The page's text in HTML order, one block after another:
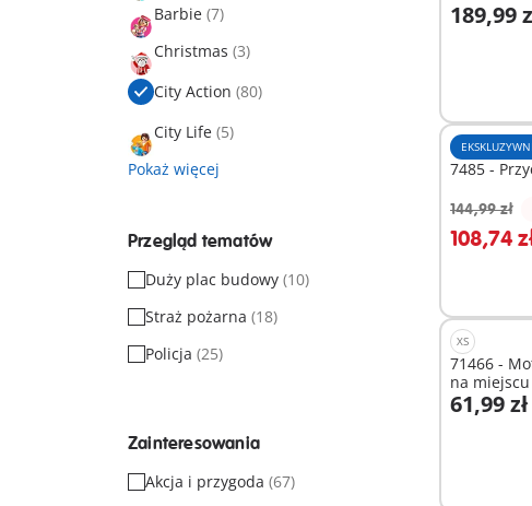
Barbie (7)
Christmas (3)
City Action (80)
City Life (5)
Pokaż więcej
Przegląd tematów
Duży plac budowy (10)
Straż pożarna (18)
Policja (25)
Zainteresowania
Akcja i przygoda (67)
189,99
Dodaj
7485 -
144,99 zł
108,74
Dodaj
XS
71466 -
na
61,99 zł
Dodaj